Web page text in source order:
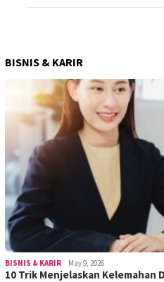
BISNIS & KARIR
BISNIS & KARIR May 9, 2026
10 Trik Menjelaskan Kelemahan